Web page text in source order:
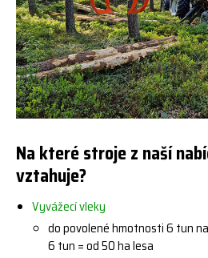
Na které stroje z naší
vztahuje?
Vyvážecí vleky
do povolené hmotnosti 6 tun
6 tun = od 50 ha lesa